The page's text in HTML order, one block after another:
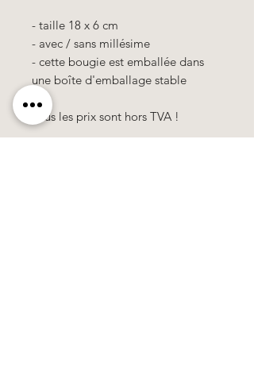
- taille 18 x 6 cm
- avec / sans millésime
- cette bougie est emballée dans
une boîte d'emballage stable
Tous les prix sont hors TVA !